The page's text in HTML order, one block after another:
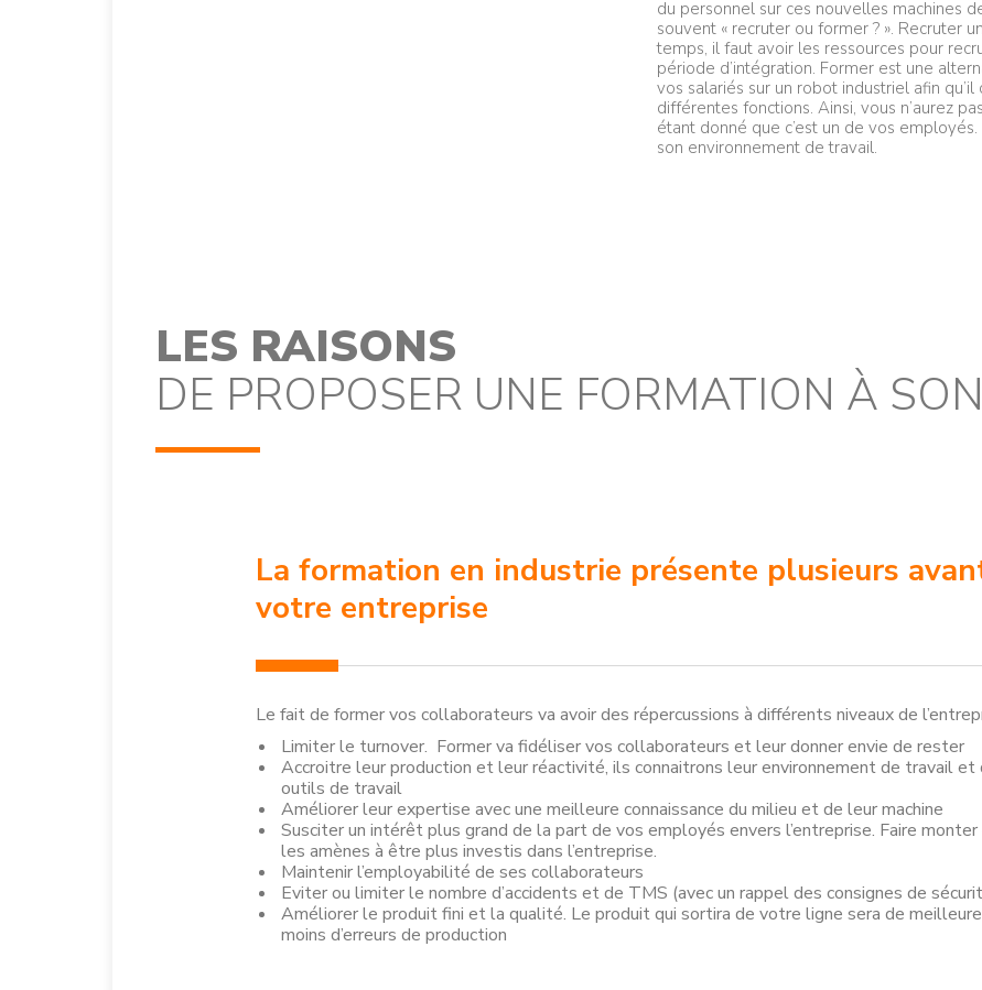
du personnel sur ces nouvelles machines
souvent « recruter ou former ? ». Recruter
temps, il faut avoir les ressources pour
période d’intégration. Former est une
vos salariés sur un robot industriel afin
différentes fonctions. Ainsi, vous n’aurez
étant donné que c’est un de vos
son environnement de travail.
LES RAISONS
DE PROPOSER UNE FORMATION À
La formation en industrie présente plusieurs
votre entreprise
Le fait de former vos collaborateurs va avoir des répercussions à différents niveaux de
Limiter le turnover. Former va fidéliser vos collaborateurs et leur donner envie de rester
Accroitre leur production et leur réactivité, ils connaitrons leur environnement de travail
outils de travail
Améliorer leur expertise avec une meilleure connaissance du milieu et de leur machine
Susciter un intérêt plus grand de la part de vos employés envers l’entreprise. Faire
les amènes à être plus investis dans l’entreprise.
Maintenir l’employabilité de ses collaborateurs
Eviter ou limiter le nombre d’accidents et de TMS (avec un rappel des consignes de
Améliorer le produit fini et la qualité. Le produit qui sortira de votre ligne sera de
moins d’erreurs de production